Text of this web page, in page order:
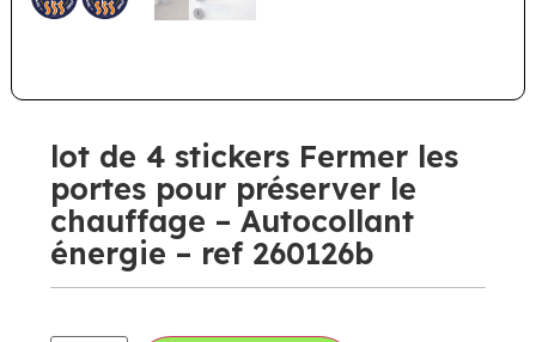
lot de 4 stickers Fermer les
portes pour préserver le
chauffage – Autocollant
énergie – ref 260126b